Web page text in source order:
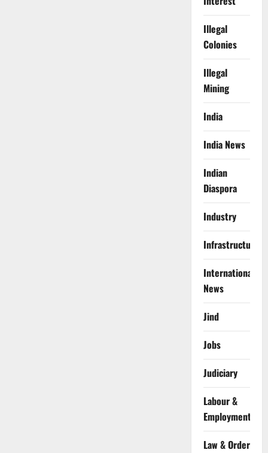
Illegal
Colonies
Illegal
Mining
India
India News
Indian
Diaspora
Industry
Infrastructure
International
News
Jind
Jobs
Judiciary
Labour &
Employment
Law & Order